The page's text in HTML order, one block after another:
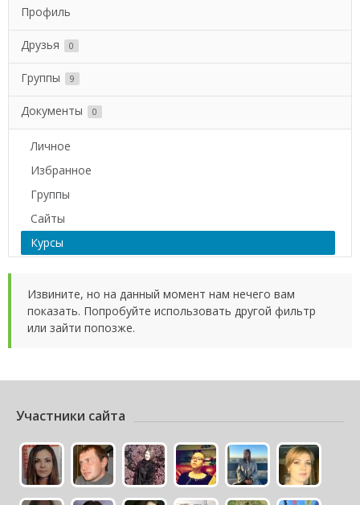
Профиль
Друзья 0
Группы 9
Документы 0
Личное
Избранное
Группы
Сайты
Курсы
Извините, но на данный момент нам нечего вам
показать. Попробуйте использовать другой фильтр
или зайти попозже.
Участники сайта